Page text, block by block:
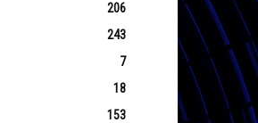
206
243
7
18
153